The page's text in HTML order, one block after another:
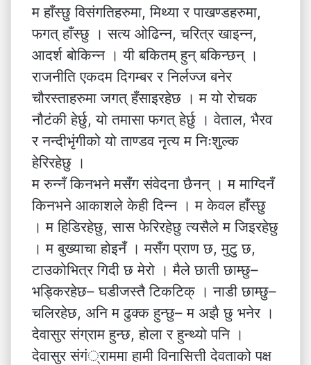
म हाँस्छु विसंगतिहरुमा, मिथ्या र पाखण्डहरुमा,
फगत् हाँस्छु । सत्य ओढिन्न, चरित्र खाइन्न,
आदर्श बोकिन्न । यी बकितम् हुन् बकिन्छन् ।
राजनीति एकदम दिगम्बर र निर्लज्ज बनेर
चौरस्ताहरुमा जगत् हँसाइरहेछ । म यो रोचक
नौटंकी हेर्छु, यो तमासा फगत् हेर्छु । वेताल, भैरव
र नन्दीभृंगीको यो ताण्डव नृत्य म निःशुल्क
हेरिरहेछु ।
म रुन्नँ किनभने मसँग संवेदना छैनन् । म माग्दिनँ
किनभने आकाशले केही दिन्न । म केवल हाँस्छु
। म हिडिरहेछु, सास फेरिरहेछु त्यसैले म जिइरहेछु
। म बुख्याचा होइनँ । मसँग प्राण छ, मुटु छ,
टाउकोभित्र गिदी छ मेरो । मैले छाती छाम्छु–
भड्किरहेछ– घडीजस्तै टिकटिक् । नाडी छाम्छु–
चलिरहेछ, अनि म ढुक्क हुन्छु– म अझै छु भनेर ।
देवासुर संग्राम हुन्छ, होला र हुन्थ्यो पनि ।
देवासुर संगं्राममा हामी विनासित्ती देवताको पक्ष